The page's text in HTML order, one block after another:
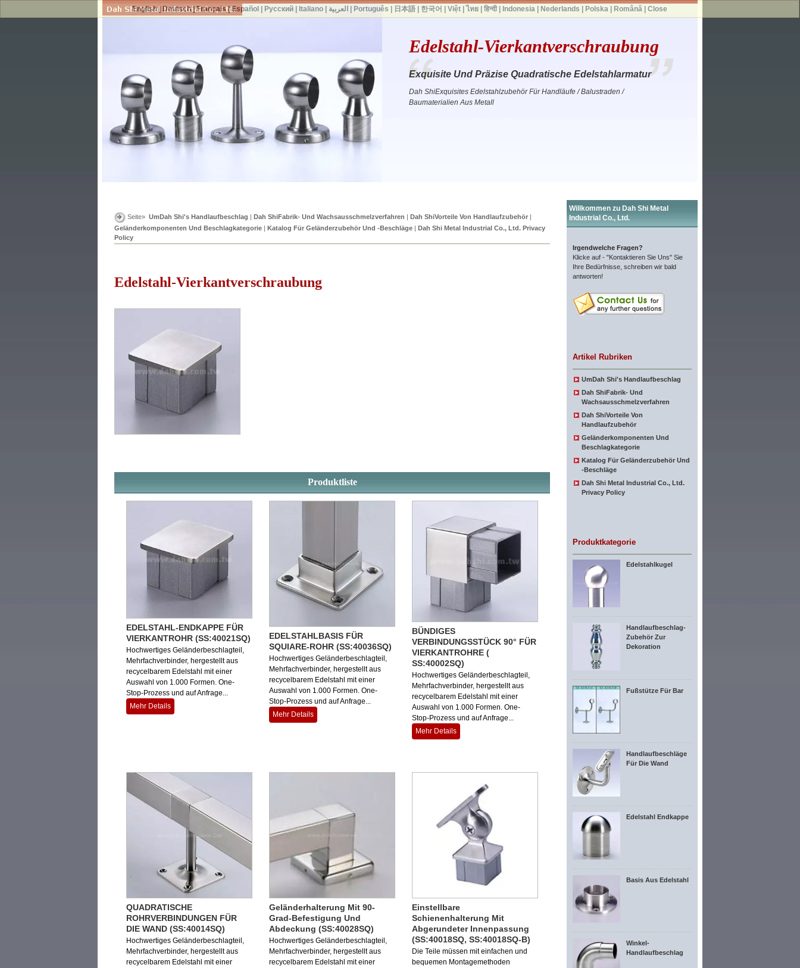
Edelstahl-Vierkantverschraubung
Exquisite Und Präzise Quadratische Edelstahlarmatur
Dah ShiExquisites Edelstahlzubehör Für Handläufe / Balustraden /
Baumaterialien Aus Metall
Seite» UmDah Shi's Handlaufbeschlag Dah ShiFabrik- Und Wachsausschmelzverfahren Dah ShiVorteile Von Handlaufzubehör
Geländerkomponenten Und Beschlagkategorie | Katalog Für Geländerzubehör Und -beschläge | Dah Shi Metal Industrial Co., Ltd. Privacy
Policy
Edelstahl-Vierkantverschraubung
Produktliste
EDELSTAHL-ENDKAPPE FÜR
VIERKANTROHR (SS:40021SQ)
Hochwertiges Geländerbeschlagteil,
Mehrfachverbinder, hergestellt aus
recycelbarem Edelstahl mit einer
Auswahl von 1.000 Formen. One-
Stop-Prozess und auf Anfrage...
Mehr Details
EDELSTAHLBASIS FÜR
SQUIARE-ROHR (SS:40036SQ)
Hochwertiges Geländerbeschlagteil,
Mehrfachverbinder, hergestellt aus
recycelbarem Edelstahl mit einer
Auswahl von 1.000 Formen. One-
Stop-Prozess und auf Anfrage...
Mehr Details
BÜNDIGES
VERBINDUNGSSTÜCK 90° FÜR
VIERKANTROHRE (
SS:40002SQ)
Hochwertiges Geländerbeschlagteil,
Mehrfachverbinder, hergestellt aus
recycelbarem Edelstahl mit einer
Auswahl von 1.000 Formen. One-
Stop-Prozess und auf Anfrage...
Mehr Details
QUADRATISCHE
ROHRVERBINDUNGEN FÜR
DIE WAND (SS:40014SQ)
Hochwertiges Geländerbeschlagteil,
Mehrfachverbinder, hergestellt aus
recycelbarem Edelstahl mit einer
Geländerhalterung Mit 90-
Grad-Befestigung Und
Abdeckung (SS:40028SQ)
Hochwertiges Geländerbeschlagteil,
Mehrfachverbinder, hergestellt aus
recycelbarem Edelstahl mit einer
Einstellbare
Schienenhalterung Mit
Abgerundeter Innenpassung
(SS:40018SQ, SS:40018SQ-B)
Die Teile müssen mit einfachen und
bequemen Montagemethoden
Willkommen zu Dah Shi Metal
Industrial Co., Ltd.
Irgendwelche Fragen?
Klicke auf - "Kontaktieren Sie Uns" Sie
Ihre Bedürfnisse, schreiben wir bald
antworten!
Artikel Rubriken
UmDah Shi's Handlaufbeschlag
Dah ShiFabrik- Und
Wachsausschmelzverfahren
Dah ShiVorteile Von
Handlaufzubehör
Geländerkomponenten Und
Beschlagkategorie
Katalog Für Geländerzubehör Und
-beschläge
Dah Shi Metal Industrial Co., Ltd.
Privacy Policy
Produktkategorie
Edelstahlkugel
Handlaufbeschlag-
Zubehör Zur
Dekoration
Fußstütze Für Bar
Handlaufbeschläge
Für Die Wand
Edelstahl Endkappe
Basis Aus Edelstahl
Winkel-
Handlaufbeschlag
English| Deutsch|Français|Español Русский| Italiano| العربية Português 日本語| 한국어 Việt| ไทย| हिन्दी| Indonesia| Nederlands Polska| Română| Close